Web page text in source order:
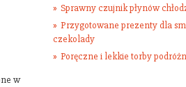
w
Sprawny czujnik płynów
Przygotowane prezenty dla
czekolady
Poręczne i lekkie torby